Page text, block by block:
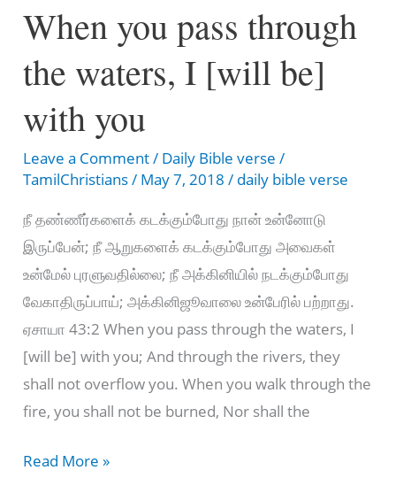
போதகத்தை
மறவாதே
உன்
என்
கட்டளைகளைக்
காக்கக்கடவது.
When you pass through
the waters, I [will be]
with you
Leave a Comment/ Daily Bible verse /
TamilChristians/ May 7, 2018/ daily bible verse
நீ தண்ணீர்களைக் கடக்கும்போது நான் உன்னோடு
இருப்பேன்; நீ ஆறுகளைக் கடக்கும்போது அவைகள்
உன்மேல் புரளுவதில்லை; நீ அக்கினியில் நடக்கும்போது
வேகாதிருப்பாய்; அக்கினிஜூவாலை உன்பேரில் பற்றாது.
ஏசாயா 43:2 When you pass through the waters, I
[will be] with you; And through the rivers, they
shall not overflow you. When you walk through the
fire, you shall not be burned, Nor shall the
When
Read More »